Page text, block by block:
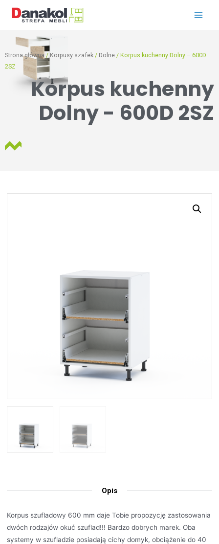
Strona główna / Korpusy szafek / Dolne / Korpus kuchenny Dolny – 600D
2SZ
Korpus kuchenny
Dolny - 600D 2SZ
Opis
Korpus szufladowy 600 mm daje Tobie propozycję zastosowania
dwóch rodzajów okuć szuflad!!! Bardzo dobrych marek. Oba
systemy w szufladzie posiadają cichy domyk, obciążenie do 40